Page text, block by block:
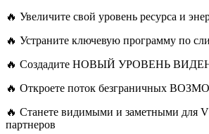
🔥 Увеличите свой уровень ресурса и
🔥 Устраните ключевую программу по
🔥 Создадите НОВЫЙ УРОВЕНЬ
🔥 Откроете поток безграничных
🔥 Станете видимыми и заметными для
партнеров